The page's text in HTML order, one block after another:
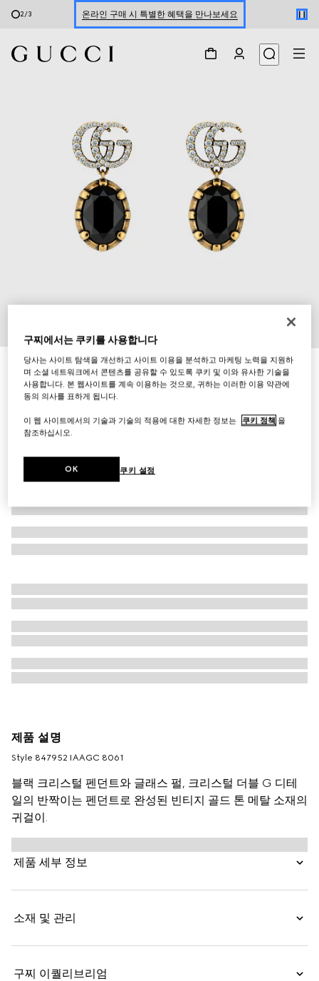
2/3 온라인 구매 시 특별한 혜택을 만나보세요
3
[GG 마몽] 크리스털 귀걸이
₩640,000
다른 스타일빈티지 골드 메탈
제품 설명
Style ‎847952 IAAGC 8061
블랙 크리스털 펜던트와 글래스 펄, 크리스털 더블 G 디테
일의 반짝이는 펜던트로 완성된 빈티지 골드 톤 메탈 소재의
귀걸이.
제품 세부 정보
소재 및 관리
구찌 이퀄리브리엄
구찌에서는 쿠키를 사용합니다
당사는 사이트 탐색을 개선하고 사이트 이용을 분석하고 마케팅 노력을 지원하
며 소셜 네트워크에서 콘텐츠를 공유할 수 있도록 쿠키 및 이와 유사한 기술을
사용합니다. 본 웹사이트를 계속 이용하는 것으로, 귀하는 이러한 이용 약관에
동의 의사를 표하게 됩니다.
이 웹 사이트에서의 기술과 기술의 적용에 대한 자세한 정보는 쿠키 정책 을
참조하십시오.
쿠키 설정
OK